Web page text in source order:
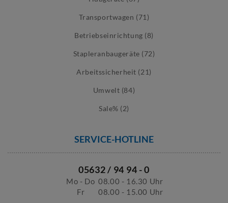
Transportwagen (71)
Betriebseinrichtung (8)
Stapleranbaugeräte (72)
Arbeitssicherheit (21)
Umwelt (84)
Sale% (2)
SERVICE-HOTLINE
05632 / 94 94 - 0
Mo - Do 08.00 - 16.30 Uhr
Fr
08.00 - 15.00 Uhr